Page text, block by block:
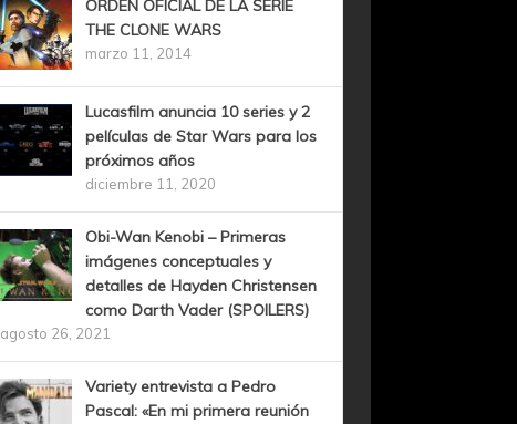
ORDEN OFICIAL DE LA SERIE
THE CLONE WARS
marzo 11, 2014
Lucasfilm anuncia 10 series y 2
películas de Star Wars para los
próximos años
diciembre 11, 2020
Obi-Wan Kenobi – Primeras
imágenes conceptuales y
detalles de Hayden Christensen
como Darth Vader (SPOILERS)
agosto 26, 2021
Variety entrevista a Pedro
Pascal: «En mi primera reunión